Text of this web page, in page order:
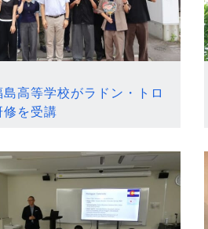
島高等学校がラドン・トロ
修を受講